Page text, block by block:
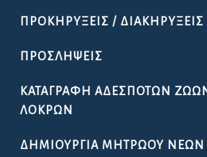
ΠΡΟΚΗΡΎΞΕΙΣ / ΔΙΑΚΗΡΎΞΕΙΣ
ΠΡΟΣΛΉΨΕΙΣ
ΚΑΤΑΓΡΑΦΉ ΑΔΈΣΠΟΤΩΝ
ΛΟΚΡΏΝ
ΔΗΜΙΟΥΡΓΊΑ ΜΗΤΡΏΟΥ ΝΈΩΝ